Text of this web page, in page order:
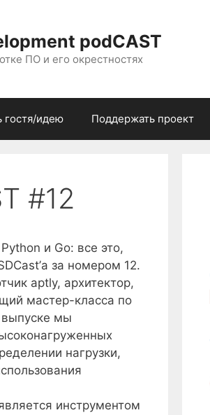
podCAST
ПО и его окрестностях
гостя/идею Поддержать проект
#12
и Go: все это,
за номером 12.
aptly, архитектор,
мастер-класса по
мы
нагрузки,
инструментом